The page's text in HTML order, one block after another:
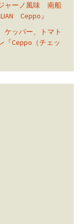
ャーノ風味 南船
Ceppo』
ケッパー、トマト
Ceppo（チェッ